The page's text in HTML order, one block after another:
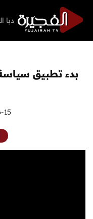
دبا
بدء تطبيق